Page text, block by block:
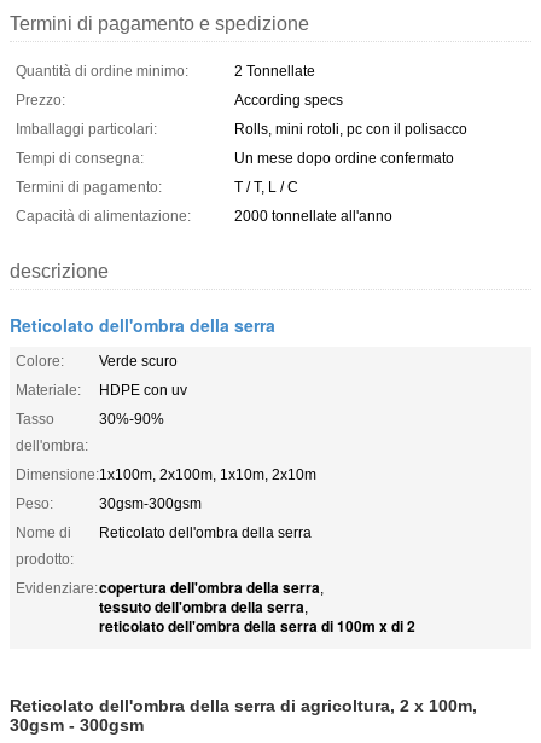
Termini di pagamento e spedizione
Quantità di ordine minimo:
2 Tonnellate
Prezzo:
According specs
Imballaggi particolari:
Rolls, mini rotoli, pc con il polisacco
Tempi di consegna:
Un mese dopo ordine confermato
Termini di pagamento:
T / T, L / C
Capacità di alimentazione:
2000 tonnellate all'anno
descrizione
Reticolato dell'ombra della serra
Colore:
Verde scuro
Materiale:
HDPE con uv
Tasso
dell'ombra:
30%-90%
Dimensione:1x100m, 2x100m, 1x10m, 2x10m
Peso:
30gsm-300gsm
Nome di
prodotto:
Reticolato dell'ombra della serra
Evidenziare:copertura dell'ombra della serra,
tessuto dell'ombra della serra,
reticolato dell'ombra della serra di 100m x di 2
Reticolato dell'ombra della serra di agricoltura, 2 x 100m,
30gsm - 300gsm